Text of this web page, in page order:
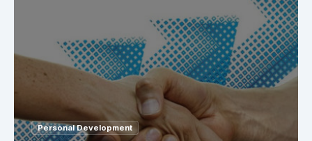
Personal Development